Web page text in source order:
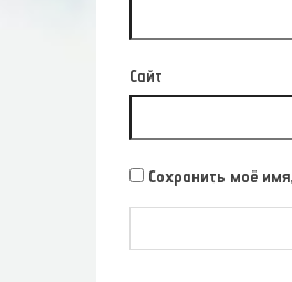
Сайт
Сохранить моё